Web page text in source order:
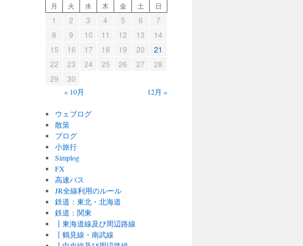
月 火 水 木 金 土 日
1 2 3 4 5 6
7
8
9 10 11 12 13
14
15
16 17 18 19 20
21
22
23 24 25 26 27
28
29
30
« 10月 12月 »
ウェブログ
散策
ブログ
小旅行
Simplog
FX
高速バス
JR全線利用のルール
鉄道：東北・北海道
鉄道：関東
┃東海道線及び周辺路線
┃鶴見線・南武線